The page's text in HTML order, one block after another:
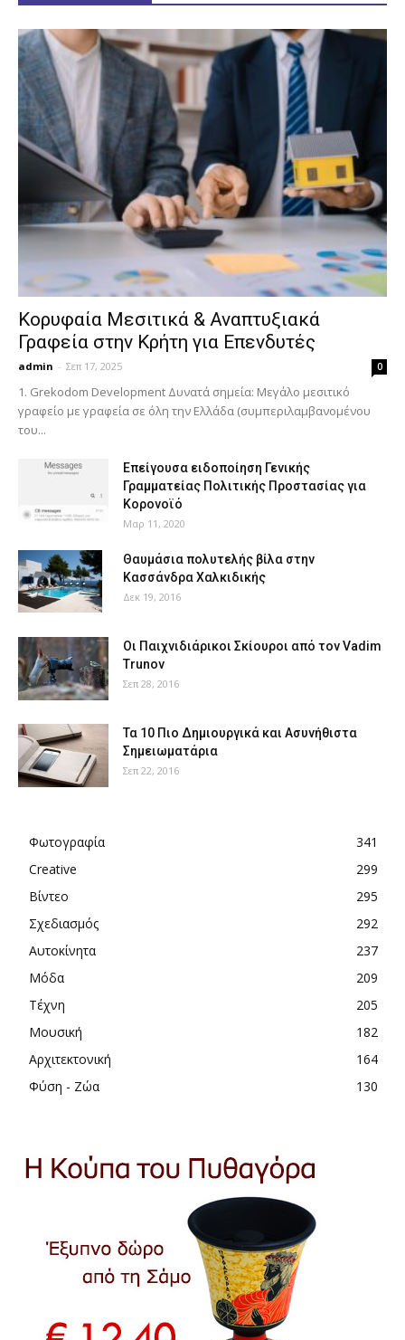
Κορυφαία Μεσιτικά & Αναπτυξιακά
Γραφεία στην Κρήτη για Επενδυτές
admin - Σεπ 17, 2025 0
1. Grekodom Development Δυνατά σημεία: Μεγάλο μεσιτικό
γραφείο με γραφεία σε όλη την Ελλάδα (συμπεριλαμβανομένου
του...
Επείγουσα ειδοποίηση Γενικής
Γραμματείας Πολιτικής Προστασίας για
Κορονοϊό
Μαρ 11, 2020
Θαυμάσια πολυτελής βίλα στην
Κασσάνδρα Χαλκιδικής
Δεκ 19, 2016
Οι Παιχνιδιάρικοι Σκίουροι από τον Vadim
Trunov
Σεπ 28, 2016
Τα 10 Πιο Δημιουργικά και Ασυνήθιστα
Σημειωματάρια
Σεπ 22, 2016
Φωτογραφία
341
Creative
299
Βίντεο
295
Σχεδιασμός
292
Αυτοκίνητα
237
Μόδα
209
Τέχνη
205
Μουσική
182
Αρχιτεκτονική
164
Φύση - Ζώα
130